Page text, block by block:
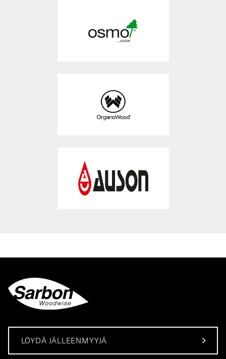
LÖYDÄ JÄLLEENMYYJÄ